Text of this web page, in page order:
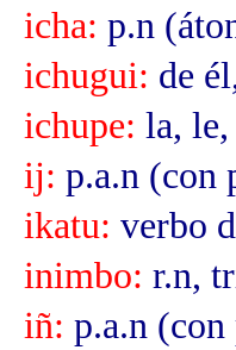
icha: p.n
ichugui: de
ichupe: la,
ij: p.a.n (con
ikatu: verbo
inimbo: r.n,
iñ: p.a.n (con